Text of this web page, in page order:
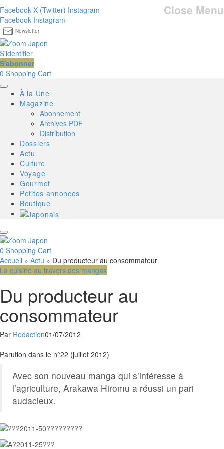
Close Menu
Facebook X (Twitter) Instagram
Facebook Instagram
Newsletter
S'identifier
S'abonner
0 Shopping Cart
À la Une
Magazine
Abonnement
Archives PDF
Distribution
Dossiers
Actu
Culture
Voyage
Gourmet
Petites annonces
Boutique
0 Shopping Cart
Accueil » Actu » Du producteur au consommateur
La cuisine au travers des mangas
Du producteur au
consommateur
Par Rédaction01/07/2012
Parution dans le n°22 (juillet 2012)
Avec son nouveau manga qui s’intéresse à
l’agriculture, Arakawa Hiromu a réussi un pari
audacieux.